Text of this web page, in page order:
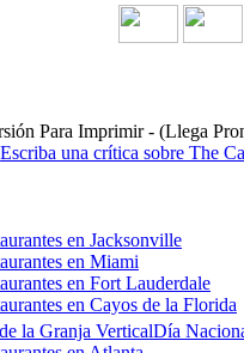
Para Imprimir - (Llega
Escriba una crítica sobre The
en Jacksonville
en Miami
en Fort Lauderdale
en Cayos de la Florida
la Granja VerticalDía